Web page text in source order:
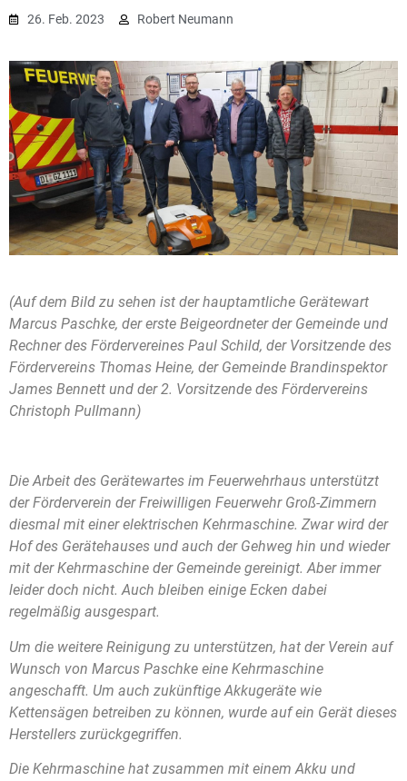
26. Feb. 2023 Robert Neumann
(Auf dem Bild zu sehen ist der hauptamtliche Gerätewart
Marcus Paschke, der erste Beigeordneter der Gemeinde und
Rechner des Fördervereines Paul Schild, der Vorsitzende des
Fördervereins Thomas Heine, der Gemeinde Brandinspektor
James Bennett und der 2. Vorsitzende des Fördervereins
Christoph Pullmann)
Die Arbeit des Gerätewartes im Feuerwehrhaus unterstützt
der Förderverein der Freiwilligen Feuerwehr Groß-Zimmern
diesmal mit einer elektrischen Kehrmaschine. Zwar wird der
Hof des Gerätehauses und auch der Gehweg hin und wieder
mit der Kehrmaschine der Gemeinde gereinigt. Aber immer
leider doch nicht. Auch bleiben einige Ecken dabei
regelmäßig ausgespart.
Um die weitere Reinigung zu unterstützen, hat der Verein auf
Wunsch von Marcus Paschke eine Kehrmaschine
angeschafft. Um auch zukünftige Akkugeräte wie
Kettensägen betreiben zu können, wurde auf ein Gerät dieses
Herstellers zurückgegriffen.
Die Kehrmaschine hat zusammen mit einem Akku und